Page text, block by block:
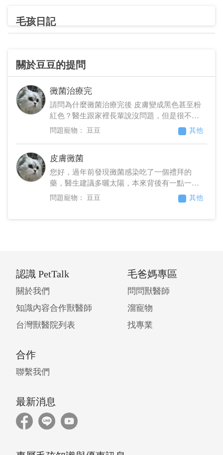
毛孩日記
關於豆豆的提問
黴菌治療完
請問為什麼黴菌治療完後 皮膚變成黑色甚至粉
紅色？醫生跟家裡長輩說沒問題，但是很不放
心
豆豆 其他
皮膚黴菌
您好，過年前發現黴菌感染吃了一個禮拜的
藥，醫生建議多曬太陽，本來背後有一點一點
紅點，曬完太陽變成黑點，且一摸就哈氣咬
人，禮拜六開始吃很少活動力差，且未排便但
豆豆 其他
認識 PetTalk
關於我們
知識內容合作獸醫師
台灣獸醫院列表
毛爸媽專區
問問獸醫師
溜寵物
找專業
合作
聯繫我們
最新消息